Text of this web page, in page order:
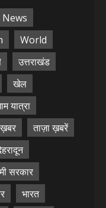
News
World
उत्तराखंड
खेल
यात्रा
ताज़ा ख़बरें
सरकार
भारत